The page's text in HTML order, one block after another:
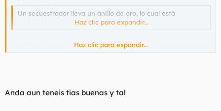
Un secuestrador lleva un anillo de oro, lo cual está
prohibido por la ley islámica.Haz clic para expandir...
Tambien lo es matar o no ayudar a un indigente..
Haz clic para expandir...
Anda aun teneis tias buenas y tal